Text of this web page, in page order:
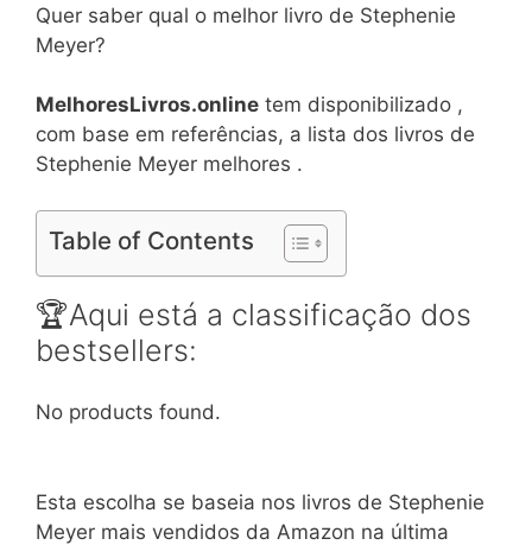
Quer saber qual o melhor livro de Stephenie
Meyer?
MelhoresLivros.online tem disponibilizado ,
com base em referências, a lista dos livros de
Stephenie Meyer melhores .
Table of Contents
🏆Aqui está a classificação dos
bestsellers:
No products found.
Esta escolha se baseia nos livros de Stephenie
Meyer mais vendidos da Amazon na última